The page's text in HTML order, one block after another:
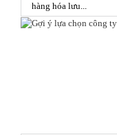
hàng hóa lưu...